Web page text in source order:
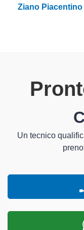
Ziano Piacentino
Un tecnico